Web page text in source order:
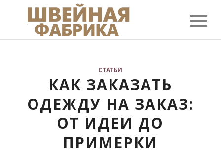
СТАТЬИ
КАК ЗАКАЗАТЬ
ОДЕЖДУ НА ЗАКАЗ:
ОТ ИДЕИ ДО
ПРИМЕРКИ